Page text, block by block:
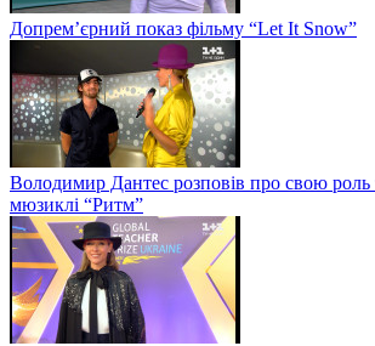
Допрем’єрний показ фільму “Let It Snow”
Володимир Дантес розповів про свою роль
мюзиклі “Ритм”